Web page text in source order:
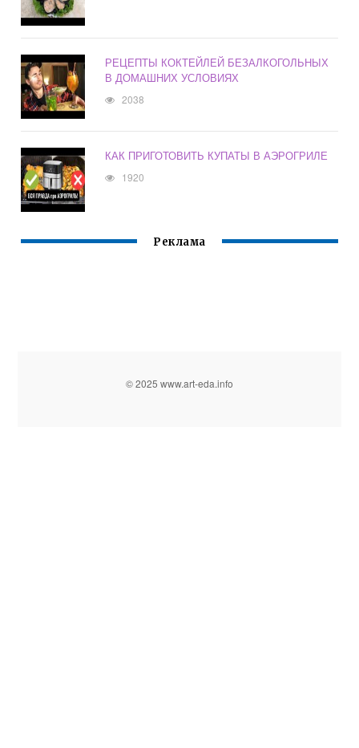
РЕЦЕПТЫ КОКТЕЙЛЕЙ БЕЗАЛКОГОЛЬНЫХ
В ДОМАШНИХ УСЛОВИЯХ
2038
КАК ПРИГОТОВИТЬ КУПАТЫ В АЭРОГРИЛЕ
1920
Реклама
© 2025 www.art-eda.info